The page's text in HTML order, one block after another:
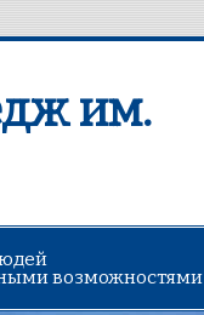
им.
возможностями